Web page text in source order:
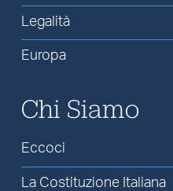
Legalità
Europa
Chi Siamo
Eccoci
La Costituzione Italiana